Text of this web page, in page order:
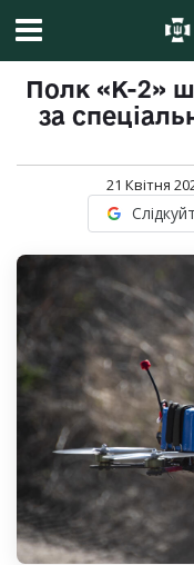
Полк «К-2»
за
21 Квітня